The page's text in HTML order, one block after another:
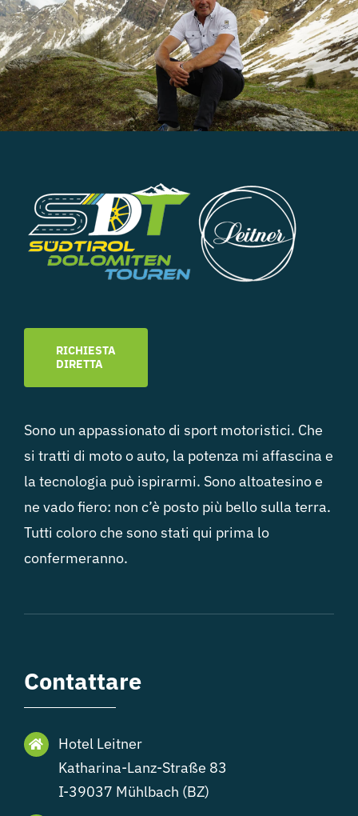
RICHIESTA
DIRETTA
Sono un appassionato di sport motoristici. Che
si tratti di moto o auto, la potenza mi affascina e
la tecnologia può ispirarmi. Sono altoatesino e
ne vado fiero: non c’è posto più bello sulla terra.
Tutti coloro che sono stati qui prima lo
confermeranno.
Contattare
Hotel Leitner
Katharina-Lanz-Straße 83
I-39037 Mühlbach (BZ)